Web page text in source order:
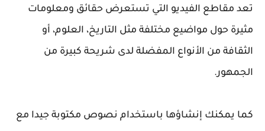
تعد مقاطع الفيديو التي تستعرض حقائق ومعلومات
مثيرة حول مواضيع مختلفة مثل التاريخ، العلوم، أو
الثقافة من الأنواع المفضلة لدى شريحة كبيرة من
الجمهور.
كما يمكنك إنشاؤها باستخدام نصوص مكتوبة جيدا مع